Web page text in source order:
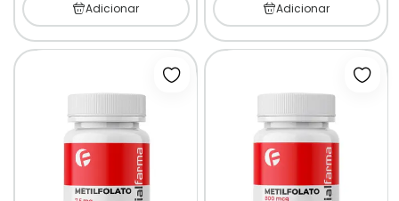
Adicionar Adicionar
Adicionar à lista de desejos